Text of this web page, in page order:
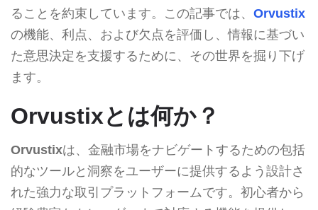
ることを約束しています。この記事では、 Orvustix
の機能、利点、および欠点を評価し、情報に基づい
た意思決定を支援するために、その世界を掘り下げ
ます。
Orvustixとは何か？
Orvustixは、金融市場をナビゲートするための包括
的なツールと洞察をユーザーに提供するよう設計さ
れた強力な取引プラットフォームです。初心者から